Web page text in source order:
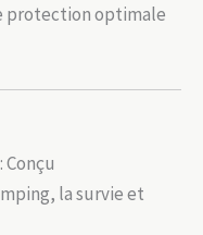
protection optimale
: Conçu
la survie et